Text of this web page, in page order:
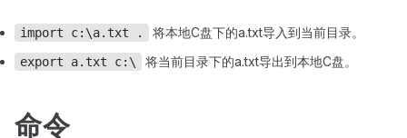
import c:\a.txt . 将本地C盘下的a.txt导入到当前目录。
export a.txt c:\ 将当前目录下的a.txt导出到本地C盘。
命令